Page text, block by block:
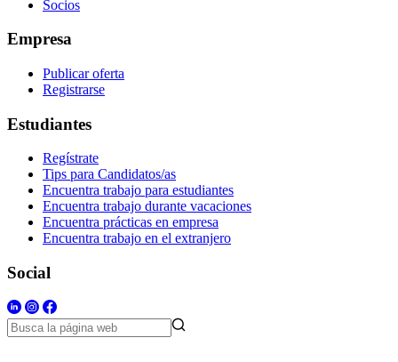
Socios
Empresa
Publicar oferta
Registrarse
Estudiantes
Regístrate
Tips para Candidatos/as
Encuentra trabajo para estudiantes
Encuentra trabajo durante vacaciones
Encuentra prácticas en empresa
Encuentra trabajo en el extranjero
Social